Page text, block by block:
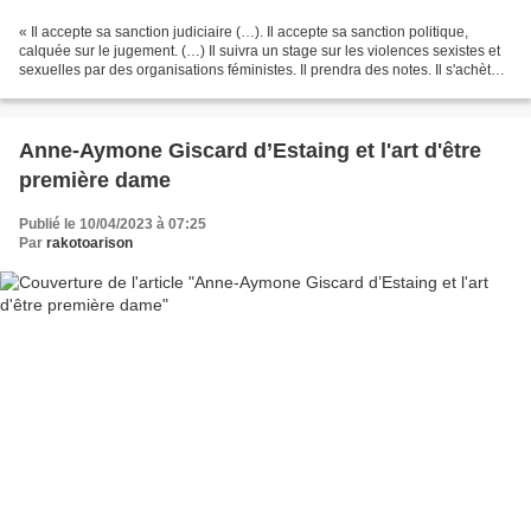
« Il accepte sa sanction judiciaire (…). Il accepte sa sanction politique,
calquée sur le jugement. (…) Il suivra un stage sur les violences sexistes et
sexuelles par des organisations féministes. Il prendra des notes. Il s'achètera
Anne-Aymone Giscard d’Estaing et l'art d'être
première dame
Publié le 10/04/2023 à 07:25
Par rakotoarison